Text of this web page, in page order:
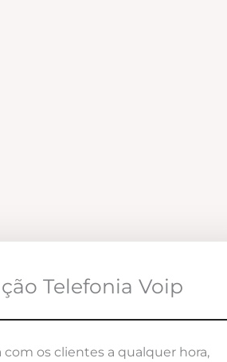
Telefonia Voip
com os clientes a qualquer hora,